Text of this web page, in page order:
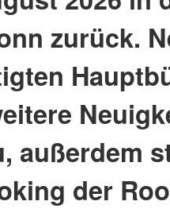
zurück.
außerdem
der